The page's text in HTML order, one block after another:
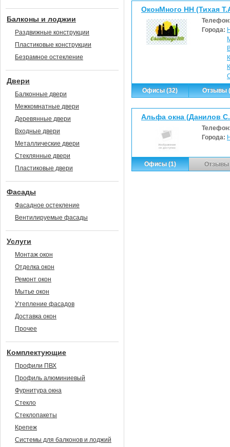
ОконМного НН (Тихая
Города:
Офисы (32)
Отзывы
Альфа окна (Данилов
Города:
Офисы (1) Отзывы
Балконы и лоджии
Раздвижные конструкции
Пластиковые конструкции
Безрамное остекление
Двери
Балконные двери
Межкомнатные двери
Деревянные двери
Входные двери
Металлические двери
Стеклянные двери
Пластиковые двери
Фасады
Фасадное остекление
Вентилируемые фасады
Услуги
Монтаж окон
Отделка окон
Ремонт окон
Мытье окон
Утепление фасадов
Доставка окон
Прочее
Комплектующие
Профили ПВХ
Профиль алюминиевый
Фурнитура окна
Стекло
Стеклопакеты
Крепеж
Системы для балконов и лоджий